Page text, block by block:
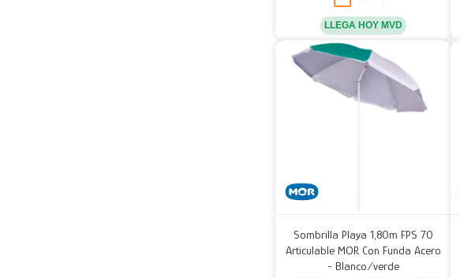
LLEGA HOY MVD
Sombrilla Playa 1,80m FPS 70
Articulable MOR Con Funda Acero
- Blanco/verde